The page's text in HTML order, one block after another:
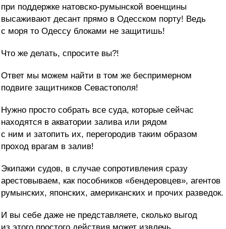
при поддержке натовско-румынской военщины
высаживают десант прямо в Одесском порту! Ведь
с моря то Одессу блоками не защитишь!
Что же делать, спросите вы?!
Ответ мы можем найти в том же беспримерном
подвиге защитников Севастополя!
Нужно просто собрать все суда, которые сейчас
находятся в акватории залива или рядом
с ним и затопить их, перегородив таким образом
проход врагам в залив!
Экипажи судов, в случае сопротивления сразу
арестовываем, как пособников «бендеровцев», агентов
румынских, японских, американских и прочих разведок.
И вы себе даже не представляете, сколько выгод
из этого простого действия может извлечь